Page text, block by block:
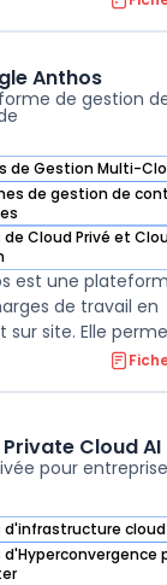
hybride avec
sol ...
Anthos
de gestion
de Gestion Multi-
dans cette
de gestion de
dans cette
Cloud Privé et
dans cette
est une
de travail en
sur site. Elle
de gérer plus
privée ou
Ant ...
Private Cloud AI
pour
d'infrastructure cloud
Cloud AI dans
Cloud AI dans